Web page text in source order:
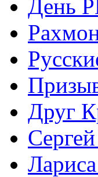
День
Друг